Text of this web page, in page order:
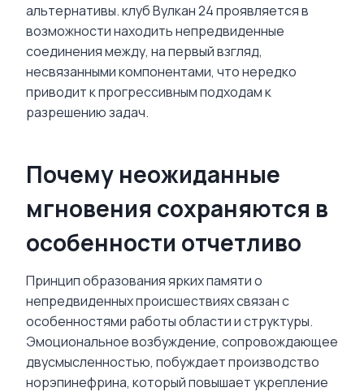
альтернативы. клуб Вулкан 24 проявляется в
возможности находить непредвиденные
соединения между, на первый взгляд,
несвязанными компонентами, что нередко
приводит к прогрессивным подходам к
разрешению задач.
Почему неожиданные
мгновения сохраняются в
особенности отчетливо
Принцип образования ярких памяти о
непредвиденных происшествиях связан с
особенностями работы области и структуры.
Эмоциональное возбуждение, сопровождающее
двусмысленностью, побуждает производство
норэпинефрина, который повышает укрепление